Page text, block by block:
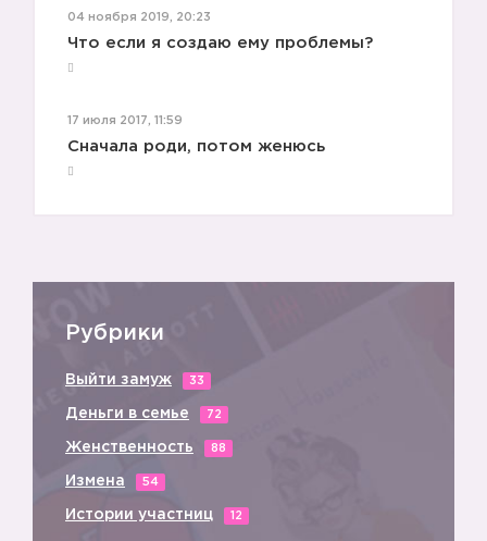
04 ноября 2019, 20:23
Что если я создаю ему проблемы?
17 июля 2017, 11:59
Сначала роди, потом женюсь
Рубрики
Выйти замуж 33
Деньги в семье 72
Женственность 88
Измена 54
Истории участниц 12